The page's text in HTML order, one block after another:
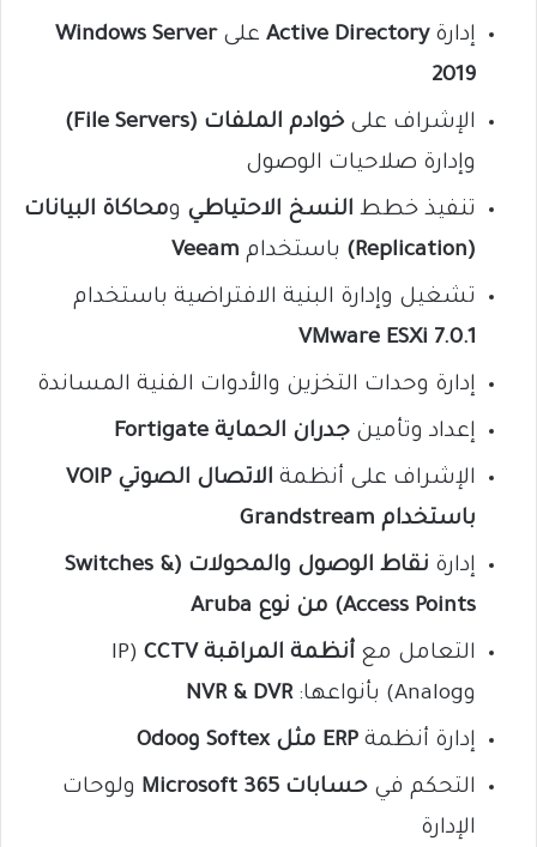
إدارةActive Directory علىWindows Server
2019
الإشراف على خوادم الملفات (File Servers)
وإدارة صلاحيات الوصول
تنفيذ خطط النسخ الاحتياطي ومحاكاة البيانات
(Replication)
باستخدام Veeam
تشغيل وإدارة البنية الافتراضية باستخدام
VMware ESXi 7.0.1
إدارة وحدات التخزين والأدوات الفنية المساندة
إعداد وتأمين جدران الحماية Fortigate
الإشراف على أنظمة
الاتصال الصوتي VOIP
باستخدام Grandstream
إدارة
نقاط الوصول والمحولات (Switches &
Access Points) من نوع Aruba
التعامل مع أنظمة المراقبة CCTV
(IP
وAnalog) بأنواعها:
NVR & DVR
إدارة أنظمة ERP مثل Softex وOdoo
التحكم في حسابات Microsoft 365
ولوحات
الإدارة